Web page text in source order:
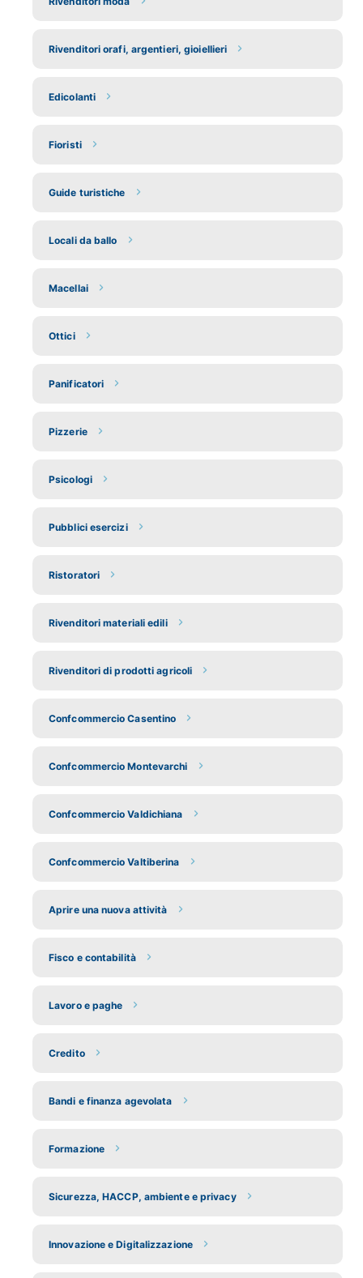
Rivenditori orafi, argentieri, gioiellieri
Edicolanti
Fioristi
Guide turistiche
Locali da ballo
Macellai
Ottici
Panificatori
Pizzerie
Psicologi
Pubblici esercizi
Ristoratori
Rivenditori materiali edili
Rivenditori di prodotti agricoli
Confcommercio Casentino
Confcommercio Montevarchi
Confcommercio Valdichiana
Confcommercio Valtiberina
Aprire una nuova attività
Fisco e contabilità
Lavoro e paghe
Credito
Bandi e finanza agevolata
Formazione
Sicurezza, HACCP, ambiente e privacy
Innovazione e Digitalizzazione